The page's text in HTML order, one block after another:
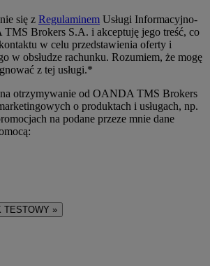
się z Regulaminem Usługi Informacyjno-
Brokers S.A. i akceptuję jego treść, co
w celu przedstawienia oferty i
w obsłudze rachunku. Rozumiem, że mogę
z tej usługi.*
otrzymywanie od OANDA TMS Brokers
o produktach i usługach, np.
na podane przeze mnie dane
TESTOWY »